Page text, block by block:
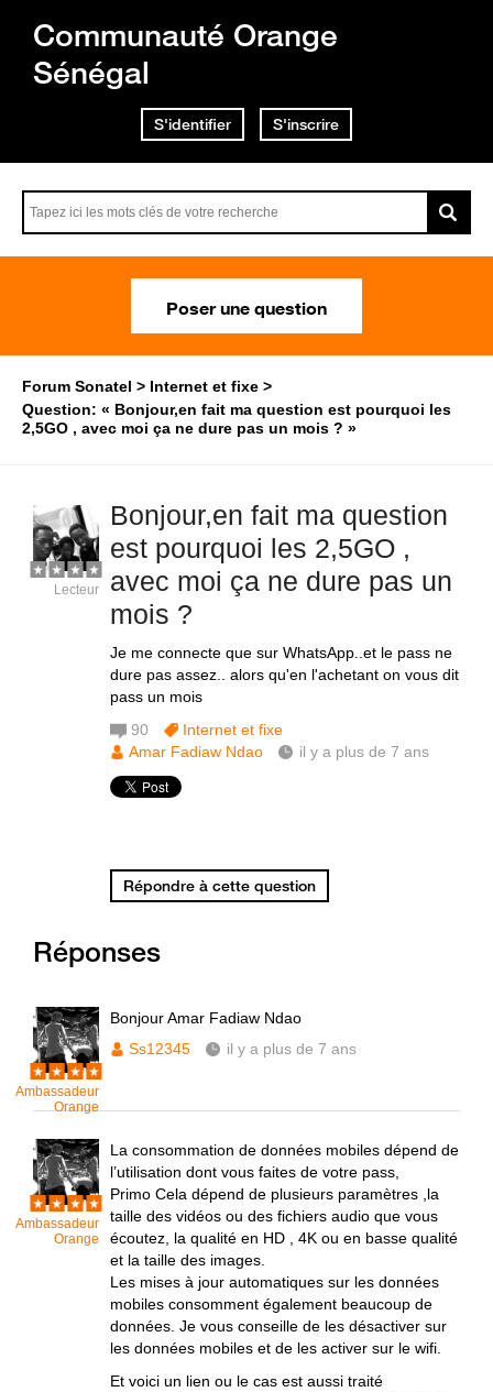
Communauté Orange
Sénégal
S'identifier S'inscrire
Poser une question
Forum Sonatel
Internet et fixe
Question: « Bonjour,en fait ma question est pourquoi les
2,5GO , avec moi ça ne dure pas un mois ? »
Bonjour,en fait ma question
est pourquoi les 2,5GO ,
avec moi ça ne dure pas un
mois ?
Je me connecte que sur WhatsApp..et le pass ne
dure pas assez.. alors qu'en l'achetant on vous dit
pass un mois
Lecteur
90
Internet et fixe
Amar Fadiaw Ndao
il y a plus de 7 ans
Répondre à cette question
Réponses
Ambassadeur
Orange
Bonjour Amar Fadiaw Ndao
Ss12345
il y a plus de 7 ans
Ambassadeur
Orange
La consommation de données mobiles dépend de
l’utilisation dont vous faites de votre pass,
Primo Cela dépend de plusieurs paramètres ,la
taille des vidéos ou des fichiers audio que vous
écoutez, la qualité en HD , 4K ou en basse qualité
et la taille des images.
Les mises à jour automatiques sur les données
mobiles consomment également beaucoup de
données. Je vous conseille de les désactiver sur
les données mobiles et de les activer sur le wifi.
Et voici un lien ou le cas est aussi traité